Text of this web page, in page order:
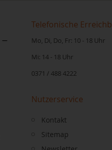
Telefonische
Mo, Di, Do, Fr: 10 - 18 Uhr
Mi: 14 - 18 Uhr
0371 / 488 4222
Nutzerservice
Kontakt
Sitemap